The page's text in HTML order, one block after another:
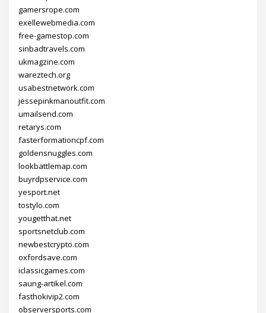
gamersrope.com
exellewebmedia.com
free-gamestop.com
sinbadtravels.com
ukmagzine.com
wareztech.org
usabestnetwork.com
jessepinkmanoutfit.com
umailsend.com
retarys.com
fasterformationcpf.com
goldensnuggles.com
lookbattlemap.com
buyrdpservice.com
yesport.net
tostylo.com
yougetthat.net
sportsnetclub.com
newbestcrypto.com
oxfordsave.com
iclassicgames.com
saung-artikel.com
fasthokivip2.com
observersports.com